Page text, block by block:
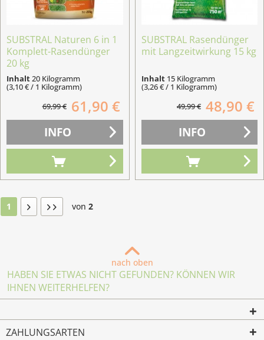
SUBSTRAL Naturen 6 in 1
Komplett-Rasendünger
20 kg
Inhalt 20 Kilogramm
(3,10 € / 1 Kilogramm)
69,99 € 61,90 €
INFO
SUBSTRAL Rasendünger
mit Langzeitwirkung 15 kg
Inhalt 15 Kilogramm
(3,26 € / 1 Kilogramm)
49,99 € 48,90 €
INFO
1 von 2
nach oben
HABEN SIE ETWAS NICHT GEFUNDEN? KÖNNEN WIR
IHNEN WEITERHELFEN?
ZAHLUNGSARTEN